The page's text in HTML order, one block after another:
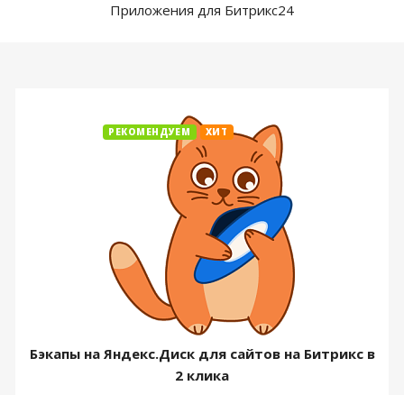
Приложения для Битрикс24
РЕКОМЕНДУЕМ ХИТ
Бэкапы на Яндекс.Диск для сайтов на Битрикс в
2 клика